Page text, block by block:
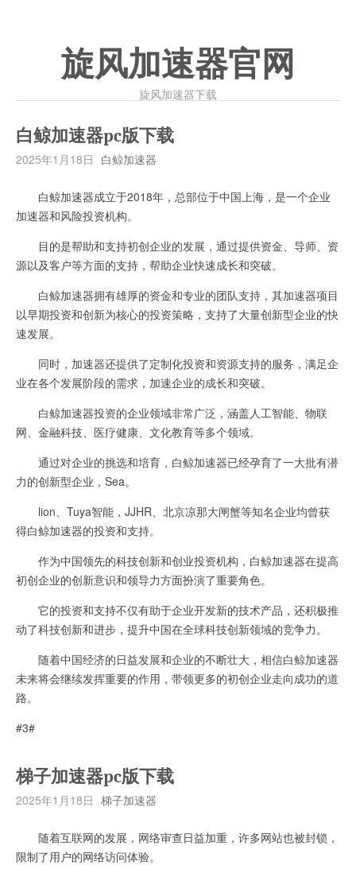
旋风加速器官网
旋风加速器下载
白鲸加速器pc版下载
2025年1月18日 白鲸加速器
白鲸加速器成立于2018年，总部位于中国上海，是一个企业
加速器和风险投资机构。
目的是帮助和支持初创企业的发展，通过提供资金、导师、资
源以及客户等方面的支持，帮助企业快速成长和突破。
白鲸加速器拥有雄厚的资金和专业的团队支持，其加速器项目
以早期投资和创新为核心的投资策略，支持了大量创新型企业的快
速发展。
同时，加速器还提供了定制化投资和资源支持的服务，满足企
业在各个发展阶段的需求，加速企业的成长和突破。
白鲸加速器投资的企业领域非常广泛，涵盖人工智能、物联
网、金融科技、医疗健康、文化教育等多个领域。
通过对企业的挑选和培育，白鲸加速器已经孕育了一大批有潜
力的创新型企业，Sea。
lion、Tuya智能，JJHR、北京凉那大闸蟹等知名企业均曾获
得白鲸加速器的投资和支持。
作为中国领先的科技创新和创业投资机构，白鲸加速器在提高
初创企业的创新意识和领导力方面扮演了重要角色。
它的投资和支持不仅有助于企业开发新的技术产品，还积极推
动了科技创新和进步，提升中国在全球科技创新领域的竞争力。
随着中国经济的日益发展和企业的不断壮大，相信白鲸加速器
未来将会继续发挥重要的作用，带领更多的初创企业走向成功的道
路。
#3#
梯子加速器pc版下载
2025年1月18日 梯子加速器
随着互联网的发展，网络审查日益加重，许多网站也被封锁，
限制了用户的网络访问体验。